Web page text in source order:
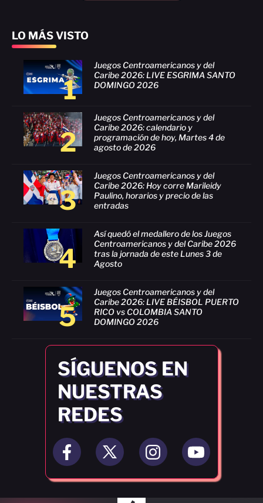
LO MÁS VISTO
1
Juegos Centroamericanos y del
Caribe 2026: LIVE ESGRIMA SANTO
DOMINGO 2026
2
Juegos Centroamericanos y del
Caribe 2026: calendario y
programación de hoy, Martes 4 de
agosto de 2026
3
Juegos Centroamericanos y del
Caribe 2026: Hoy corre Marileidy
Paulino, horarios y precio de las
entradas
4
Así quedó el medallero de los Juegos
Centroamericanos y del Caribe 2026
tras la jornada de este Lunes 3 de
Agosto
5
Juegos Centroamericanos y del
Caribe 2026: LIVE BÉISBOL PUERTO
RICO vs COLOMBIA SANTO
DOMINGO 2026
SÍGUENOS EN
NUESTRAS
REDES